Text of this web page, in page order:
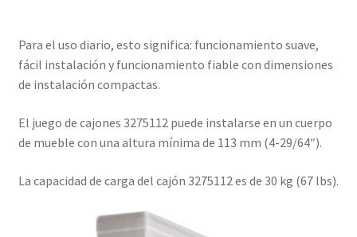
Para el uso diario, esto significa: funcionamiento suave,
fácil instalación y funcionamiento fiable con dimensiones
de instalación compactas.
El juego de cajones 3275112 puede instalarse en un cuerpo
de mueble con una altura mínima de 113 mm (4-29/64″).
La capacidad de carga del cajón 3275112 es de 30 kg (67 lbs).